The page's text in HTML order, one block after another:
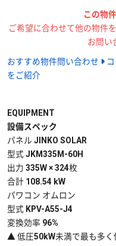
この物
ご希望に合わせて他の物件
お問い
おすすめ物件問い合わせ
をご紹介
EQUIPMENT
設備スペック
パネル JINKO SOLAR
型式JKM335M-60H
出力 335W× 324枚
合計 108.54 kW
パワコン オムロン
型式 KPV-A55-J4
変換効率 96%
▲ 低圧50kW未満で最も多